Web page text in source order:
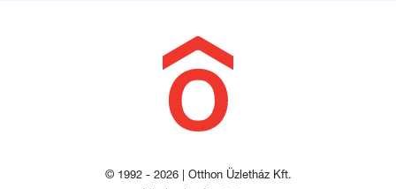
© 1992 - 2026 | Otthon Üzletház Kft.